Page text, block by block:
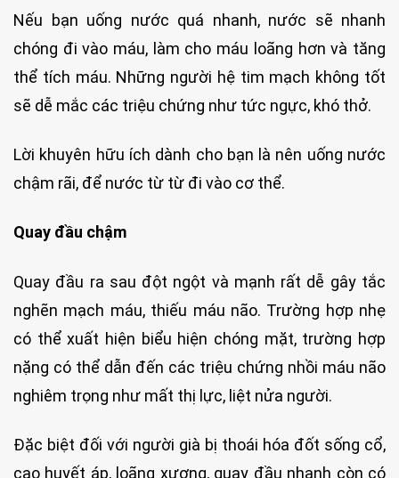
Nếu bạn uống nước quá nhanh, nước sẽ nhanh
chóng đi vào máu, làm cho máu loãng hơn và tăng
thể tích máu. Những người hệ tim mạch không tốt
sẽ dễ mắc các triệu chứng như tức ngực, khó thở.
Lời khuyên hữu ích dành cho bạn là nên uống nước
chậm rãi, để nước từ từ đi vào cơ thể.
Quay đầu chậm
Quay đầu ra sau đột ngột và mạnh rất dễ gây tắc
nghẽn mạch máu, thiếu máu não. Trường hợp nhẹ
có thể xuất hiện biểu hiện chóng mặt, trường hợp
nặng có thể dẫn đến các triệu chứng nhồi máu não
nghiêm trọng như mất thị lực, liệt nửa người.
Đặc biệt đối với người già bị thoái hóa đốt sống cổ,
cao huyết áp, loãng xương, quay đầu nhanh còn có